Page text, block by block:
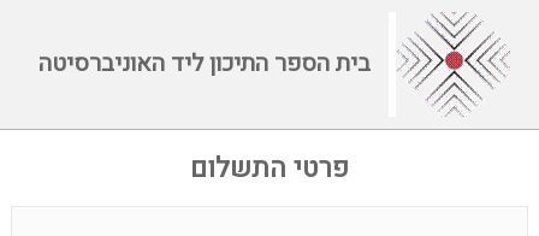
בית הספר התיכון ליד האוניברסיטה
פרטי התשלום